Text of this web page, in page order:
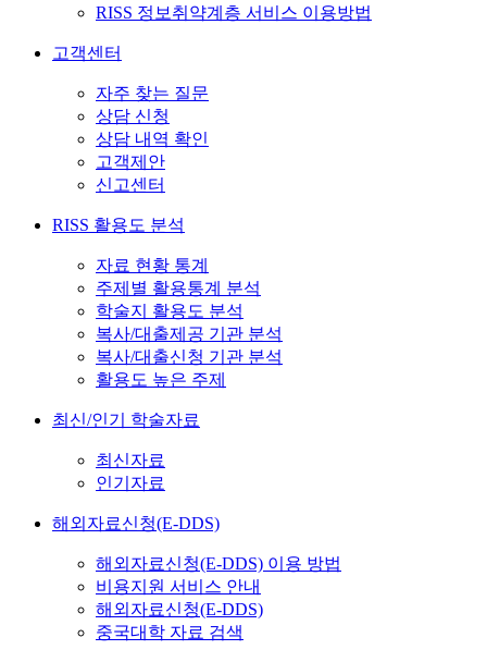
RISS 정보취약계층 서비스 이용방법
고객센터
자주 찾는 질문
상담 신청
상담 내역 확인
고객제안
신고센터
RISS 활용도 분석
자료 현황 통계
주제별 활용통계 분석
학술지 활용도 분석
복사/대출제공 기관 분석
복사/대출신청 기관 분석
활용도 높은 주제
최신/인기 학술자료
최신자료
인기자료
해외자료신청(E-DDS)
해외자료신청(E-DDS) 이용 방법
비용지원 서비스 안내
해외자료신청(E-DDS)
중국대학 자료 검색